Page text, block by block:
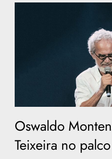
Oswaldo
Teixeira no palco